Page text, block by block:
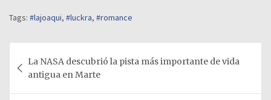
Tags: #lajoaqui, #luckra, #romance
de
entradas
La NASA descubrió la pista más importante de vida
antigua en Marte